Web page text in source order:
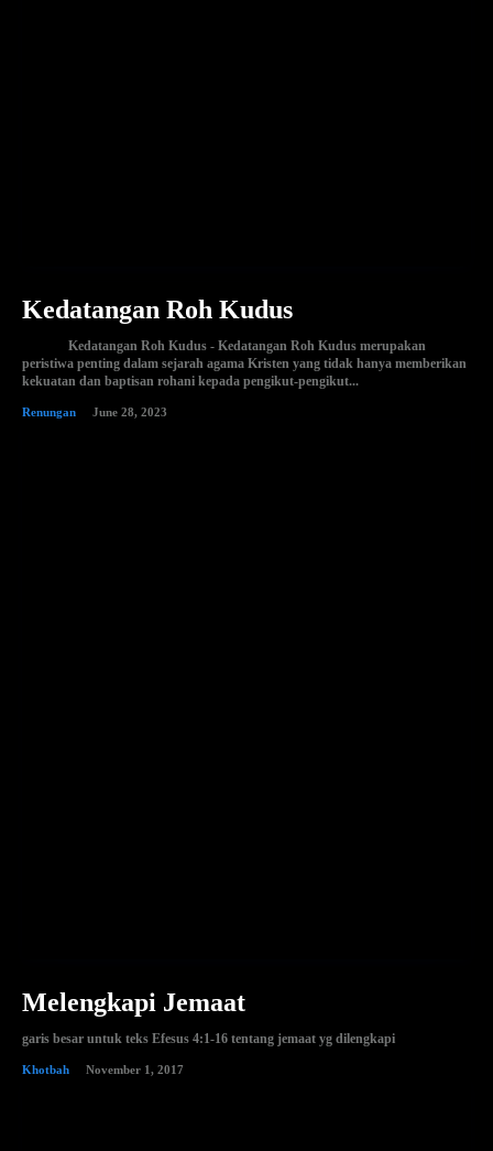
Kedatangan Roh Kudus
Kedatangan Roh Kudus - Kedatangan Roh Kudus merupakan
peristiwa penting dalam sejarah agama Kristen yang tidak hanya memberikan
kekuatan dan baptisan rohani kepada pengikut-pengikut...
Renungan June 28, 2023
Melengkapi Jemaat
garis besar untuk teks Efesus 4:1-16 tentang jemaat yg dilengkapi
Khotbah November 1, 2017